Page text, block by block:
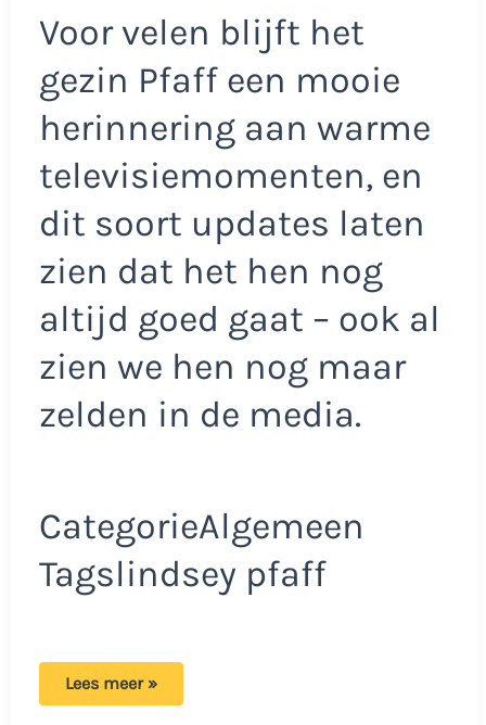
Voor velen blijft het
gezin Pfaff een mooie
herinnering aan warme
televisiemomenten, en
dit soort updates laten
zien dat het hen nog
altijd goed gaat – ook al
zien we hen nog maar
zelden in de media.
CategorieAlgemeen
Tagslindsey pfaff
Lyndsey
Lees meer »